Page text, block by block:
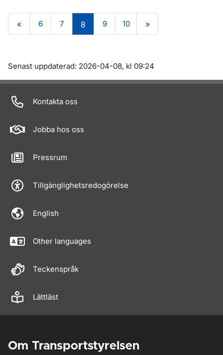
« 6 7 8 9 10 »
Om sidan
Senast uppdaterad: 2026-04-08, kl 09:24
Kontakta oss
Jobba hos oss
Pressrum
Tillgänglighetsredogörelse
English
Other languages
Teckenspråk
Lättläst
Om Transportstyrelsen